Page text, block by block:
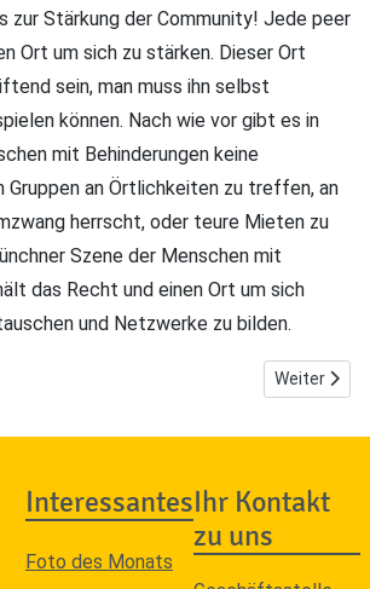
zur Stärkung der Community! Jede peer
Ort um sich zu stärken. Dieser Ort
sein, man muss ihn selbst
können. Nach wie vor gibt es in
mit Behinderungen keine
Gruppen an Örtlichkeiten zu treffen, an
herrscht, oder teure Mieten zu
Szene der Menschen mit
das Recht und einen Ort um sich
und Netzwerke zu bilden.
Baderampe Nächster
Weiter
Interessantes
Foto des Monats
Ihr Kontakt
zu uns